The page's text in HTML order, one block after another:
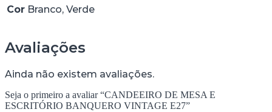
Cor Branco, Verde
Avaliações
Ainda não existem avaliações.
Seja o primeiro a avaliar “CANDEEIRO DE MESA E
ESCRITÓRIO BANQUERO VINTAGE E27”